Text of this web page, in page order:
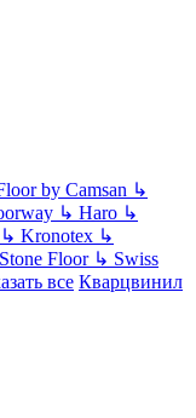
by Camsan ↳
↳ Haro ↳
↳ Kronotex ↳
Stone Floor ↳ Swiss
все Кварцвинил